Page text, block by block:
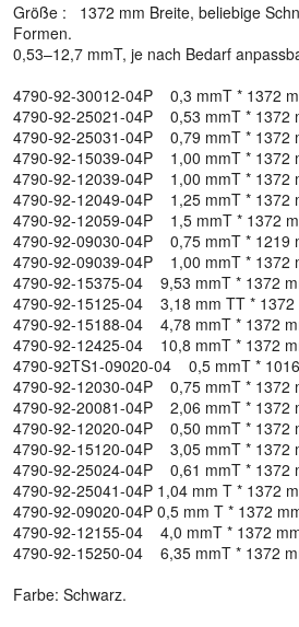
Größe : 1372 mm Breite, beliebige
Formen.
0,53–12,7 mmT, je nach Bedarf
4790-92-30012-04P 0,3 mmT * 1372
4790-92-25021-04P 0,53 mmT * 1372
4790-92-25031-04P 0,79 mmT * 1372
4790-92-15039-04P 1,00 mmT * 1372
4790-92-12039-04P 1,00 mmT * 1372
4790-92-12049-04P 1,25 mmT * 1372
4790-92-12059-04P 1,5 mmT * 1372
4790-92-09030-04P 0,75 mmT * 1219
4790-92-09039-04P 1,00 mmT * 1372
4790-92-15375-04 9,53 mmT * 1372
4790-92-15125-04 3,18 mm TT * 1372
4790-92-15188-04 4,78 mmT * 1372
4790-92-12425-04 10,8 mmT * 1372
4790-92TS1-09020-04 0,5 mmT *
4790-92-12030-04P 0,75 mmT * 1372
4790-92-20081-04P 2,06 mmT * 1372
4790-92-12020-04P 0,50 mmT * 1372
4790-92-15120-04P 3,05 mmT * 1372
4790-92-25024-04P 0,61 mmT * 1372
4790-92-25041-04P 1,04 mm T * 1372
4790-92-09020-04P 0,5 mm T * 1372
4790-92-12155-04 4,0 mmT * 1372
4790-92-15250-04 6,35 mmT * 1372
Farbe: Schwarz.